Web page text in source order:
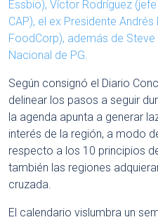
Essbio), Víctor Rodríguez
CAP), el ex Presidente
FoodCorp), además de
Nacional de PG.
Según consignó el Diario
delinear los pasos a seguir
la agenda apunta a generar
interés de la región, a modo
respecto a los 10 principios
también las regiones
cruzada.
El calendario vislumbra un